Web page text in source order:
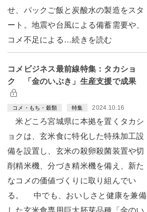
せ、パックご飯と炭酸水の製造をスタ
ート。地震や台風による備蓄需要や、
コメ不足による…続きを読む
コメビジネス最前線特集：タカショ
ク 「金のいぶき」生産支援で成果
コメ・もち・穀類 特集 2024.10.16
米どころ宮城県に本拠を置くタカシ
ョクは、玄米食に特化した特殊加工設
備を設置し、玄米の殺卵殺菌装置や切
削精米機、分づき精米機を備え、新た
なコメの価値づくりに取り組んでい
る。 中でも、おいしさと健康を兼備
した玄米食専用巨大胚芽品種「金のい